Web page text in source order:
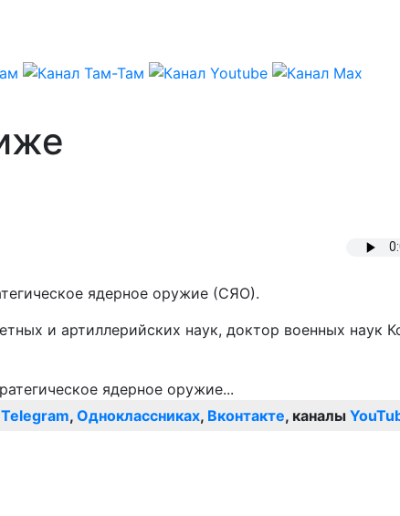
ядерное оружие (СЯО).
и артиллерийских наук, доктор военных наук
Telegram, Одноклассниках, Вконтакте, каналы